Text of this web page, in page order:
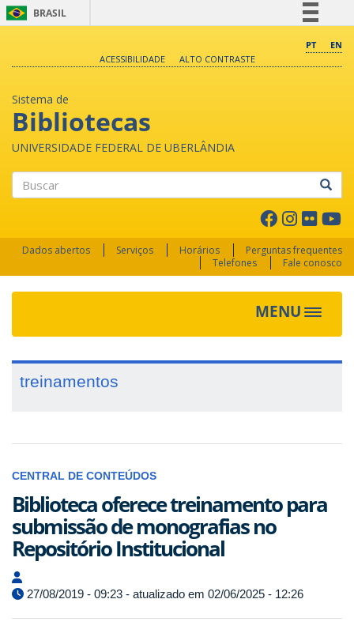
BRASIL
Comunica BR
PT
EN
ACESSIBILIDADE
ALTO CONTRASTE
Sistema de
Bibliotecas
UNIVERSIDADE FEDERAL DE UBERLÂNDIA
Dados abertos Serviços Horários
Perguntas frequentes
Telefones
Fale conosco
MENU Toggle
treinamentos
CENTRAL DE CONTEÚDOS
Biblioteca oferece treinamento para
submissão de monografias no
Repositório Institucional
27/08/2019 - 09:23 - atualizado em 02/06/2025 - 12:26